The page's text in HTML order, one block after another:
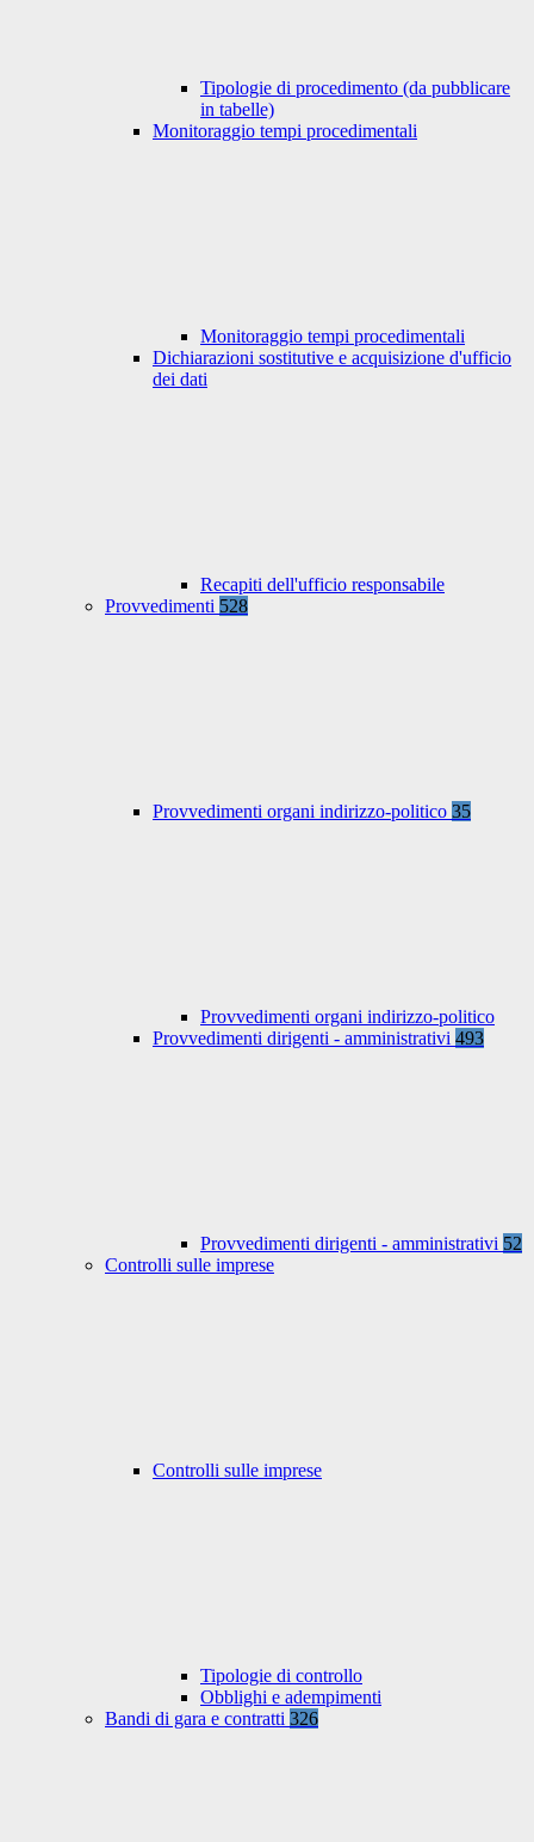
Tipologie di procedimento (da pubblicare
in tabelle)
Monitoraggio tempi procedimentali
Monitoraggio tempi procedimentali
Dichiarazioni sostitutive e acquisizione d'ufficio
dei dati
Recapiti dell'ufficio responsabile
Provvedimenti 528
Provvedimenti organi indirizzo-politico 35
Provvedimenti organi indirizzo-politico
Provvedimenti dirigenti - amministrativi 493
Provvedimenti dirigenti - amministrativi 52
Controlli sulle imprese
Controlli sulle imprese
Tipologie di controllo
Obblighi e adempimenti
Bandi di gara e contratti 326